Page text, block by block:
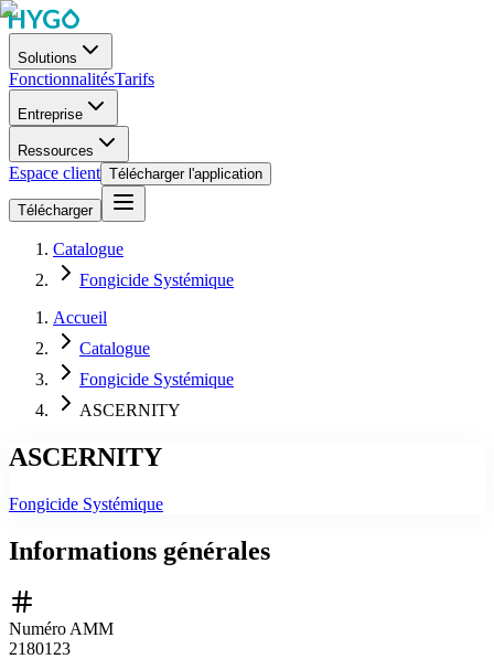
Solutions
FonctionnalitésTarifs
Entreprise
Ressources
Espace client Télécharger l'application
Télécharger
Catalogue
Fongicide Systémique
Accueil
Catalogue
Fongicide Systémique
ASCERNITY
ASCERNITY
Fongicide Systémique
Informations générales
Numéro AMM
2180123